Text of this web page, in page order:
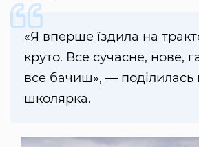
«Я вперше їздила на
круто. Все сучасне, нове,
все бачиш», —
школярка.